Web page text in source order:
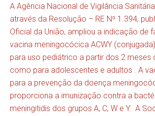
A Agência Nacional de Vigilância
através da Resolução – RE Nº 1.394,
Oficial da União, ampliou a indicação de
vacina meningocócica ACWY
para uso pediátrico a partir dos 2 meses
como para adolescentes e adultos . A
para a prevenção da doença
proporciona a imunização contra a
meningitidis dos grupos A, C, W e Y. A